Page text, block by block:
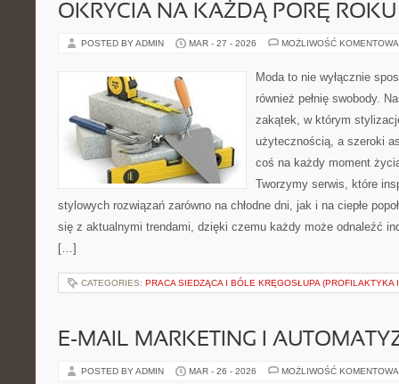
OKRYCIA NA KAŻDĄ PORĘ ROKU
POSTED BY ADMIN MAR - 27 - 2026 MOŻLIWOŚĆ
Moda to nie wyłącznie
również pełnię swobody.
zakątek, w którym
użytecznością, a szeroki
coś na każdy moment
Tworzymy serwis, które
stylowych rozwiązań zarówno na chłodne dni, jak i na ciepłe
się z aktualnymi trendami, dzięki czemu każdy może odnaleźć
[…]
CATEGORIES: PRACA SIEDZĄCA I BÓLE KRĘGOSŁUPA (PROFILAKTYKA
E-MAIL MARKETING I
POSTED BY ADMIN MAR - 26 - 2026 MOŻLIWOŚĆ